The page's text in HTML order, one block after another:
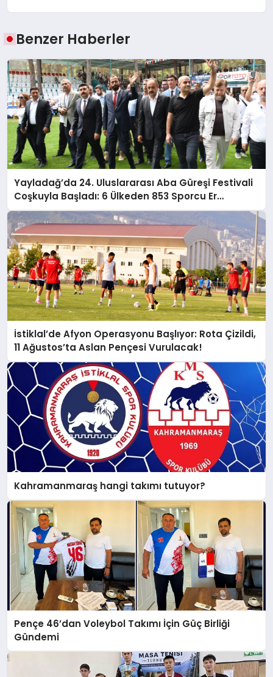
Benzer Haberler
Yayladağ’da 24. Uluslararası Aba Güreşi Festivali
Coşkuyla Başladı: 6 Ülkeden 853 Sporcu Er
Meydanında!
İstiklal’de Afyon Operasyonu Başlıyor: Rota Çizildi,
11 Ağustos’ta Aslan Pençesi Vurulacak!
Kahramanmaraş hangi takımı tutuyor?
Pençe 46’dan Voleybol Takımı İçin Güç Birliği
Gündemi